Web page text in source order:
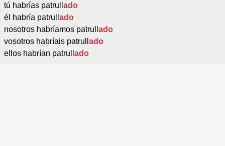
tú habrías patrull ado
él habría patrull ado
nosotros habríamos patrull ado
vosotros habríais patrull ado
ellos habrían patrull ado